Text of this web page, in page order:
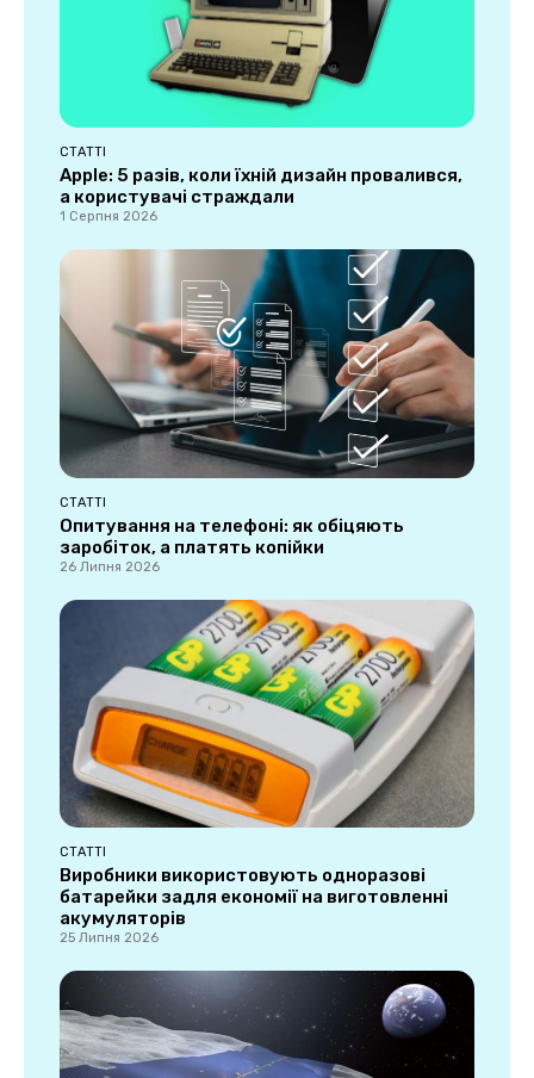
СТАТТІ
Apple: 5 разів, коли їхній дизайн провалився,
а користувачі страждали
1 Серпня 2026
СТАТТІ
Опитування на телефоні: як обіцяють
заробіток, а платять копійки
26 Липня 2026
СТАТТІ
Виробники використовують одноразові
батарейки задля економії на виготовленні
акумуляторів
25 Липня 2026